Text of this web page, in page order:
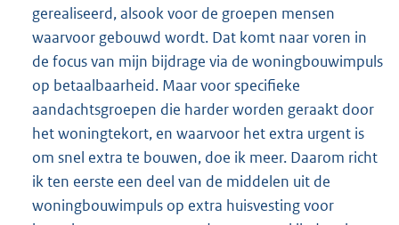
gerealiseerd, alsook voor de groepen mensen
waarvoor gebouwd wordt. Dat komt naar voren in
de focus van mijn bijdrage via de woningbouwimpuls
op betaalbaarheid. Maar voor specifieke
aandachtsgroepen die harder worden geraakt door
het woningtekort, en waarvoor het extra urgent is
om snel extra te bouwen, doe ik meer. Daarom richt
ik ten eerste een deel van de middelen uit de
woningbouwimpuls op extra huisvesting voor